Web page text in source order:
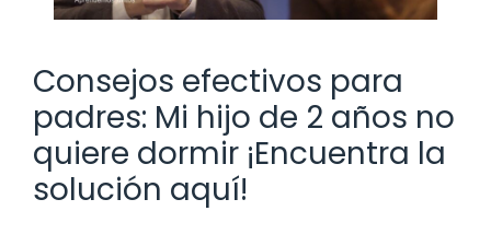
Consejos efectivos para
padres: Mi hijo de 2 años no
quiere dormir ¡Encuentra la
solución aquí!